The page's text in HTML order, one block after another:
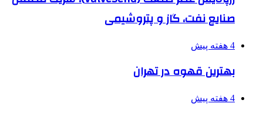
صنایع نفت، گاز و پتروشیمی
4 هفته پیش
بهترین قهوه در تهران
4 هفته پیش